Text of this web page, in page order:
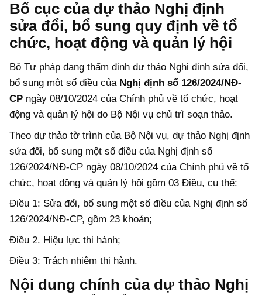
Doanh nghiệp dân tộc
Khác
Video
Photo
Bố cục của dự thảo Nghị định
sửa đổi, bổ sung quy định về tổ
chức, hoạt động và quản lý hội
Bộ Tư pháp đang thẩm định dự thảo Nghị định sửa đổi,
bổ sung một số điều của Nghị định số 126/2024/NĐ-
CP ngày 08/10/2024 của Chính phủ về tổ chức, hoạt
động và quản lý hội do Bộ Nội vụ chủ trì soạn thảo.
Theo dự thảo tờ trình của Bộ Nội vụ, dự thảo Nghị định
sửa đổi, bổ sung một số điều của Nghị định số
126/2024/NĐ-CP ngày 08/10/2024 của Chính phủ về tổ
chức, hoạt động và quản lý hội gồm 03 Điều, cụ thể:
Điều 1: Sửa đổi, bổ sung một số điều của Nghị định số
126/2024/NĐ-CP, gồm 23 khoản;
Điều 2. Hiệu lực thi hành;
Điều 3: Trách nhiệm thi hành.
Nội dung chính của dự thảo Nghị